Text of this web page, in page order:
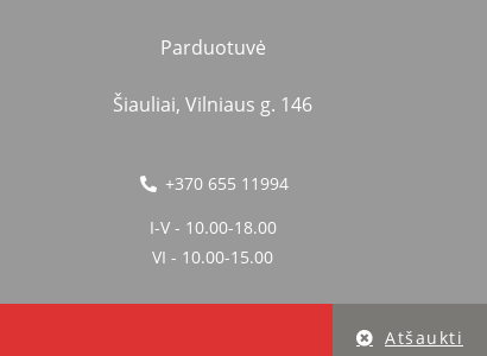
Atšaukti
Parduotuvė
Šiauliai, Vilniaus g. 146
+370 655 11994
I-V - 10.00-18.00
VI - 10.00-15.00